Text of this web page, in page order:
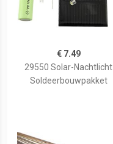
€ 7.49
29550 Solar-Nachtlicht
Soldeerbouwpakket